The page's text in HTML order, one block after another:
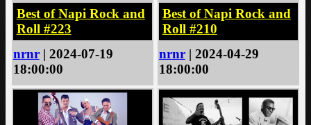
Best of Napi Rock and
Roll #223
nrnr| 2024-07-19
18:00:00
Best of Napi Rock and
Roll #210
nrnr| 2024-04-29
18:00:00